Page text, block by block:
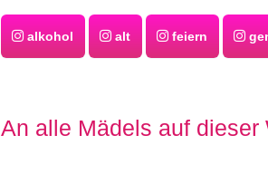
alkohol alt feiern
An alle Mädels auf dieser